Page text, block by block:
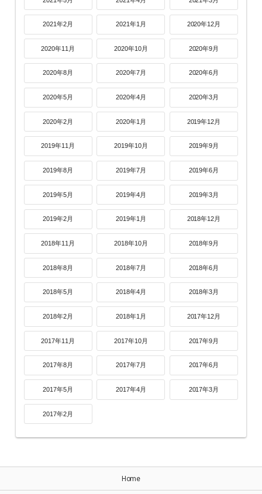
2021年2月 2021年1月 2020年12月
2020年11月 2020年10月 2020年9月
2020年8月 2020年7月 2020年6月
2020年5月 2020年4月 2020年3月
2020年2月 2020年1月 2019年12月
2019年11月 2019年10月 2019年9月
2019年8月 2019年7月 2019年6月
2019年5月 2019年4月 2019年3月
2019年2月 2019年1月 2018年12月
2018年11月 2018年10月 2018年9月
2018年8月 2018年7月 2018年6月
2018年5月 2018年4月 2018年3月
2018年2月 2018年1月 2017年12月
2017年11月 2017年10月 2017年9月
2017年8月 2017年7月 2017年6月
2017年5月 2017年4月 2017年3月
2017年2月
Home